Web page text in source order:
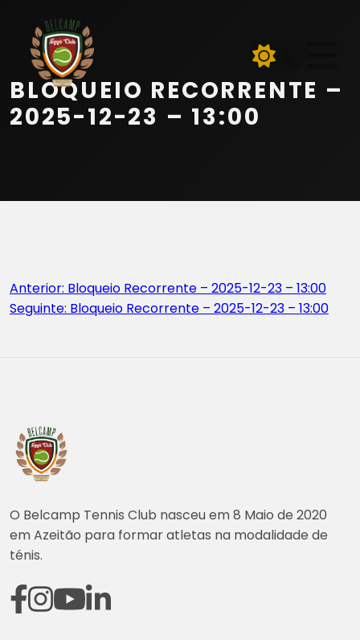
Início
Equipa
Serviços
Beach Tennis
BLOQUEIO RECORRENTE –
2025-12-23 – 13:00
Navegação
de
Anterior: Bloqueio Recorrente – 2025-12-23 – 13:00
Seguinte: Bloqueio Recorrente – 2025-12-23 – 13:00
O Belcamp Tennis Club nasceu em 8 Maio de 2020
em Azeitão para formar atletas na modalidade de
ténis.